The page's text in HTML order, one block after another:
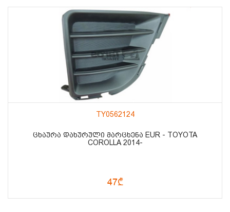
TY0562124
ᲪᲮᲐᲣᲠᲐ ᲓᲐᲮᲣᲠᲣᲚᲘ ᲛᲐᲠᲪᲮᲔᲜᲐ EUR - TOYOTA
COROLLA 2014-
47₾